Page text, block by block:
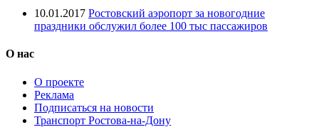
10.01.2017 Ростовский аэропорт за новогодние
праздники обслужил более 100 тыс пассажиров
О нас
О проекте
Реклама
Подписаться на новости
Транспорт Ростова-на-Дону